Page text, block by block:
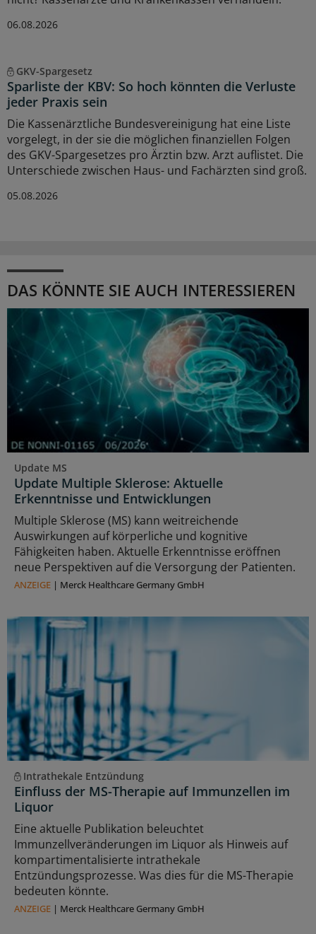
06.08.2026
GKV-Spargesetz
Sparliste der KBV: So hoch könnten die Verluste
jeder Praxis sein
Die Kassenärztliche Bundesvereinigung hat eine Liste
vorgelegt, in der sie die möglichen finanziellen Folgen
des GKV-Spargesetzes pro Ärztin bzw. Arzt auflistet. Die
Unterschiede zwischen Haus- und Fachärzten sind groß.
05.08.2026
DAS KÖNNTE SIE AUCH INTERESSIEREN
Update MS
Update Multiple Sklerose: Aktuelle
Erkenntnisse und Entwicklungen
Multiple Sklerose (MS) kann weitreichende
Auswirkungen auf körperliche und kognitive
Fähigkeiten haben. Aktuelle Erkenntnisse eröffnen
neue Perspektiven auf die Versorgung der Patienten.
ANZEIGE | Merck Healthcare Germany GmbH
Intrathekale Entzündung
Einfluss der MS-Therapie auf Immunzellen im
Liquor
Eine aktuelle Publikation beleuchtet
Immunzellveränderungen im Liquor als Hinweis auf
kompartimentalisierte intrathekale
Entzündungsprozesse. Was dies für die MS-Therapie
bedeuten könnte.
ANZEIGE | Merck Healthcare Germany GmbH